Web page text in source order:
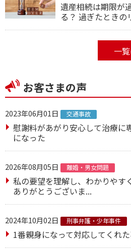
遺産相続は期限が
る？ 過ぎたときの
一
お客さまの声
2023年06月01日 交通事故
慰謝料があがり安心して治療に
になった
2026年08月05日 離婚・男女問題
私の要望を理解し、わかりやす
ありがとうございま...
2024年10月02日 刑事弁護・少年事件
1番親身になって対応してくれ